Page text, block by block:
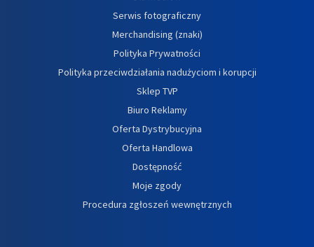
Serwis fotograficzny
Merchandising (znaki)
Polityka Prywatności
Polityka przeciwdziałania nadużyciom i korupcji
Sklep TVP
Biuro Reklamy
Oferta Dystrybucyjna
Oferta Handlowa
Dostępność
Moje zgody
Procedura zgłoszeń wewnętrznych